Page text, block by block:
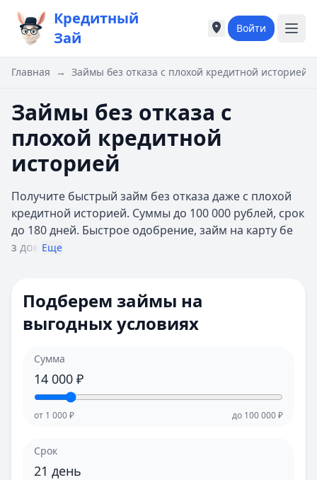
Кредитный
Зай
Города России
Москва
Казань
А
Белгород
Брянск
В
Ижевск
Иркутск
Города России
Москва
Казань
А
Белгород
Брянск
В
Ижевск
Иркутск
Войти
Главная → Займы без отказа с плохой кредитной историей
Займы без отказа с
плохой кредитной
историей
Получите быстрый займ без отказа даже с плохой
кредитной историей. Суммы до 100 000 рублей, срок
до 180 дней. Быстрое одобрение, займ на карту бе
з док Еще
Подберем займы на
выгодных условиях
Сумма
14 000 ₽
от 1 000₽ до 100 000₽
Срок
21 день